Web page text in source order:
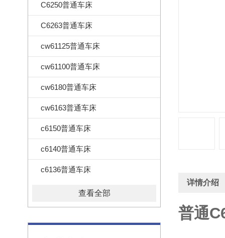
C6250普通车床
C6263普通车床
cw61125普通车床
cw61100普通车床
cw6180普通车床
cw6163普通车床
c6150普通车床
c6140普通车床
c6136普通车床
查看全部
详情介绍
普通